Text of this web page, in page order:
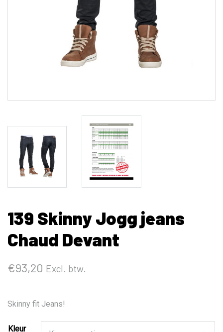
139 Skinny Jogg jeans
Chaud Devant
€93,20 Excl. btw.
Skinny fit Jeans!
Kleur